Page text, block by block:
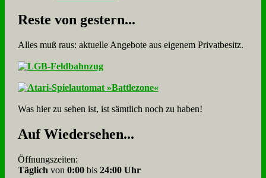
Re­ste von ge­stern...
Alles muß raus: aktuelle An­ge­bo­te aus eigenem Privatbesitz.
Was hier zu sehen ist, ist sämt­lich noch zu haben!
Auf Wie­der­se­hen...
Öffnungszeiten:
Täglich von 0:00bis 24:00 Uhr